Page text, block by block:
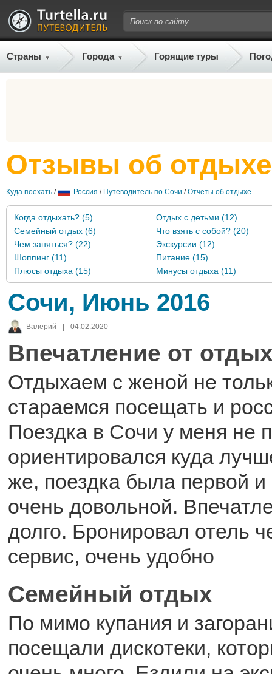
Страны Города Горящие туры
Отзывы об
Куда поехать / Россия / Путеводитель по Сочи /Отчеты об отдыхе
Когда отдыхать? (5)
Отдых с детьми (12)
Семейный отдых (6)
Что взять с собой? (20)
Чем заняться? (22)
Экскурсии (12)
Шоппинг (11)
Питание (15)
Плюсы отдыха (15)
Минусы отдыха (11)
Сочи, Июнь 2016
Валерий | 04.02.2020
Впечатление от
Отдыхаем с женой не
стараемся посещать и
Поездка в Сочи у меня не
ориентировался куда
же, поездка была первой и
очень довольной.
долго. Бронировал отель
сервис, очень удобно
Семейный отдых
По мимо купания и
посещали дискотеки,